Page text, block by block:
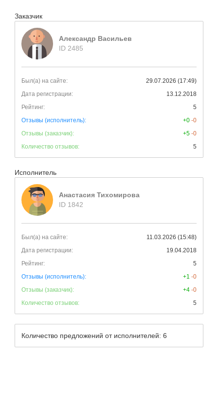
Заказчик
Александр Васильев
ID 2485
Был(а) на сайте:
29.07.2026 (17:49)
Дата регистрации:
13.12.2018
Рейтинг:
5
Отзывы (исполнитель):
+0 -0
Отзывы (заказчик):
+5 -0
Количество отзывов:
5
Исполнитель
Анастасия Тихомирова
ID 1842
Был(а) на сайте:
11.03.2026 (15:48)
Дата регистрации:
19.04.2018
Рейтинг:
5
Отзывы (исполнитель):
+1 -0
Отзывы (заказчик):
+4 -0
Количество отзывов:
5
Количество предложений от исполнителей: 6